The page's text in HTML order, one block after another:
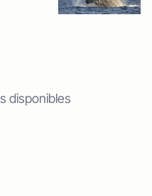
disponibles